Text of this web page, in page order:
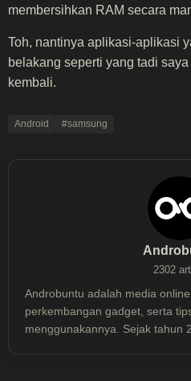
membersihkan RAM secara
Toh, nantinya aplikasi-aplikasi
belakang seperti yang tadi
kembali.
Android #samsung
2302
Androbuntu adalah media
perkembangan gadget, serta
menggunakannya. Sejak tahun